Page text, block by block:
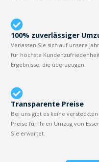
100% zuverlässiger
Verlassen Sie sich auf unsere
für höchste
Ergebnisse, die überzeugen.
Transparente Preise
Bei uns gibt es keine
Preise für Ihren Umzug von
Sie erwartet.